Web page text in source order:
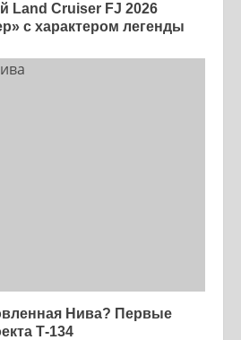
Land Cruiser FJ 2026
с характером легенды
Нива? Первые
Т-134